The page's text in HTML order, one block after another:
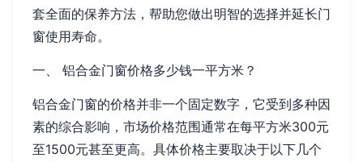
套全面的保养方法，帮助您做出明智的选择并延长门
窗使用寿命。
一、 铝合金门窗价格多少钱一平方米？
铝合金门窗的价格并非一个固定数字，它受到多种因
素的综合影响，市场价格范围通常在每平方米300元
至1500元甚至更高。具体价格主要取决于以下几个